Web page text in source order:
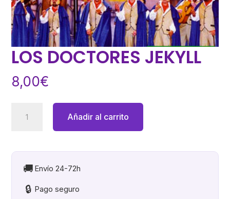
LOS DOCTORES JEKYLL
8,00€
DOCTORES
cantidad
Añadir al carrito
🚚 Envío 24-72h
🔒 Pago seguro